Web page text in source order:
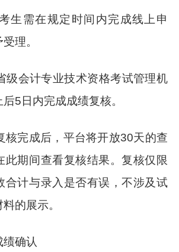
生需在规定时间内完成线上申
理。
级会计专业技术资格考试管理机
5日内完成成绩复核。
核完成后，平台将开放30天的查
此期间查看复核结果。复核仅限
合计与录入是否有误，不涉及试
的展示。
绩确认